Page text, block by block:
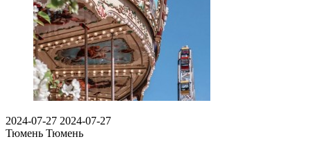
2024-07-27 2024-07-27
Тюмень Тюмень